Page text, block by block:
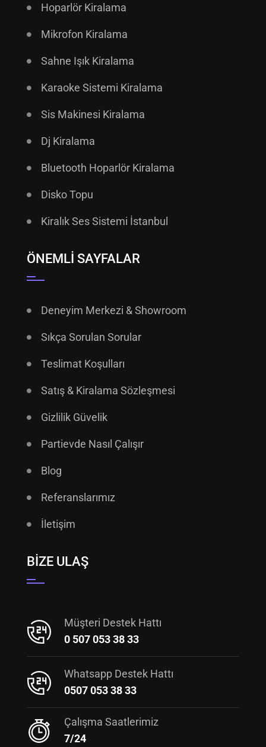
Hoparlör Kiralama
Mikrofon Kiralama
Sahne Işık Kiralama
Karaoke Sistemi Kiralama
Sis Makinesi Kiralama
Dj Kiralama
Bluetooth Hoparlör Kiralama
Disko Topu
Kiralık Ses Sistemi İstanbul
ÖNEMLI SAYFALAR
Deneyim Merkezi & Showroom
Sıkça Sorulan Sorular
Teslimat Koşulları
Satış & Kiralama Sözleşmesi
Gizlilik Güvelik
Partievde Nasıl Çalışır
Blog
Referanslarımız
İletişim
BIZE ULAŞ
Müşteri Destek Hattı
0 507 053 38 33
Whatsapp Destek Hattı
0507 053 38 33
Çalışma Saatlerimiz
7/24